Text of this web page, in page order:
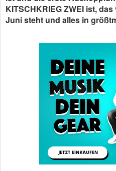
KITSCHKRIEG ZWEI ist,
Juni steht und alles in